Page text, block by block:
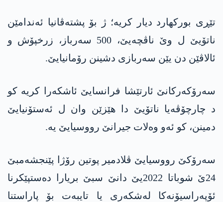
تێڕی بورکھارد دیار کریە؛ ژ بۆ پشتەڤانیا ئەندامێن
ناتۆیێ ل وێ ناڤچەیێ، 500 سەرباز، زرخپۆش و
ئالاڤێن دن یێن سەربازی دشینن رۆمانیایێ.
سەرۆکەرکانێ ئارتێشا فرانسایێ ئاشکەرا کریە کو
د چارچۆڤەیا ناتۆیێ دا ھێزێن وان ل ئەستۆنیایێ
دمینن، کو ئەو وەلات جیرانێ رووسیایێ یە.
سەرۆکێ رووسیایێ ڤلادمیر پوتین رۆژا پێنجشەمبێ
24ێ شوباتا 2022یێ دانێ سبێ بریارا دەستپێکرنا
ئۆپەراسیۆنەکا لەشکەری یا تایبەت بۆ پاراستنا